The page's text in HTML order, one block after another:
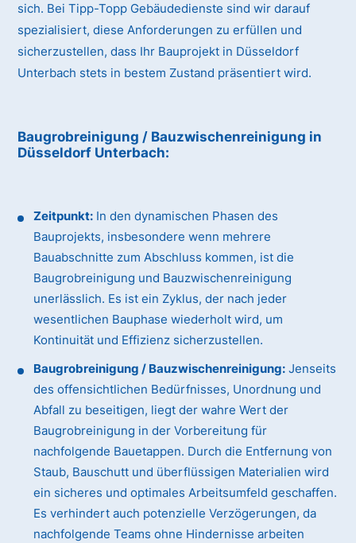
sich. Bei Tipp-Topp Gebäudedienste sind wir darauf
spezialisiert, diese Anforderungen zu erfüllen und
sicherzustellen, dass Ihr Bauprojekt in Düsseldorf
Unterbach stets in bestem Zustand präsentiert wird.
Baugrobreinigung / Bauzwischenreinigung in
Düsseldorf Unterbach:
Zeitpunkt: In den dynamischen Phasen des
Bauprojekts, insbesondere wenn mehrere
Bauabschnitte zum Abschluss kommen, ist die
Baugrobreinigung und Bauzwischenreinigung
unerlässlich. Es ist ein Zyklus, der nach jeder
wesentlichen Bauphase wiederholt wird, um
Kontinuität und Effizienz sicherzustellen.
Baugrobreinigung / Bauzwischenreinigung: Jenseits
des offensichtlichen Bedürfnisses, Unordnung und
Abfall zu beseitigen, liegt der wahre Wert der
Baugrobreinigung in der Vorbereitung für
nachfolgende Bauetappen. Durch die Entfernung von
Staub, Bauschutt und überflüssigen Materialien wird
ein sicheres und optimales Arbeitsumfeld geschaffen.
Es verhindert auch potenzielle Verzögerungen, da
nachfolgende Teams ohne Hindernisse arbeiten